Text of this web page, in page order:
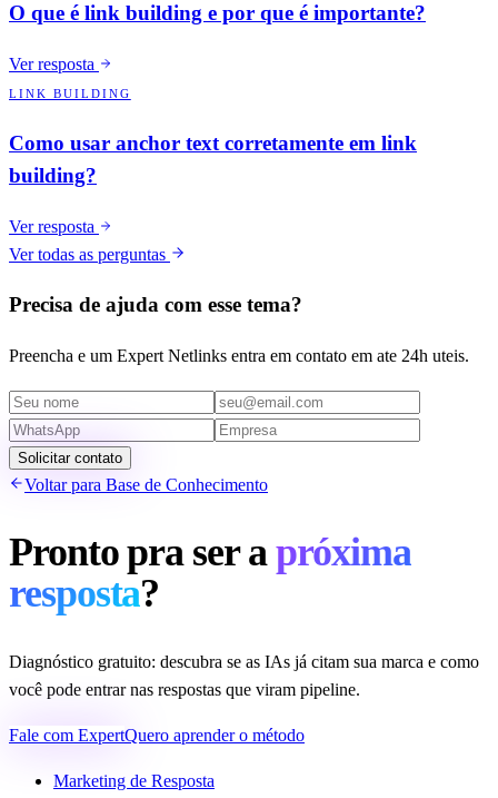
O que é link building e por que é importante?
Ver resposta
LINK BUILDING
Como usar anchor text corretamente em link
building?
Ver resposta
Ver todas as perguntas
Precisa de ajuda com esse tema?
Preencha e um Expert Netlinks entra em contato em ate 24h uteis.
Solicitar contato
Voltar para Base de Conhecimento
Pronto pra ser a próxima
resposta?
Diagnóstico gratuito: descubra se as IAs já citam sua marca e como
você pode entrar nas respostas que viram pipeline.
Fale com ExpertQuero aprender o método
Marketing de Resposta